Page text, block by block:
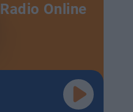
Radio Online